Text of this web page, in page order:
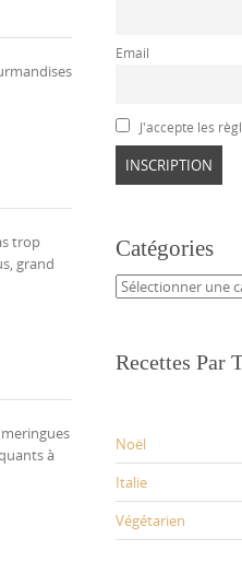
trop
grand
à
Email
J'accepte les
Catégories
Catégories
Recettes Par
Noël
Italie
Végétarien